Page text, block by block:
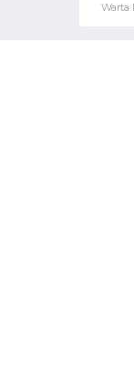
Warta